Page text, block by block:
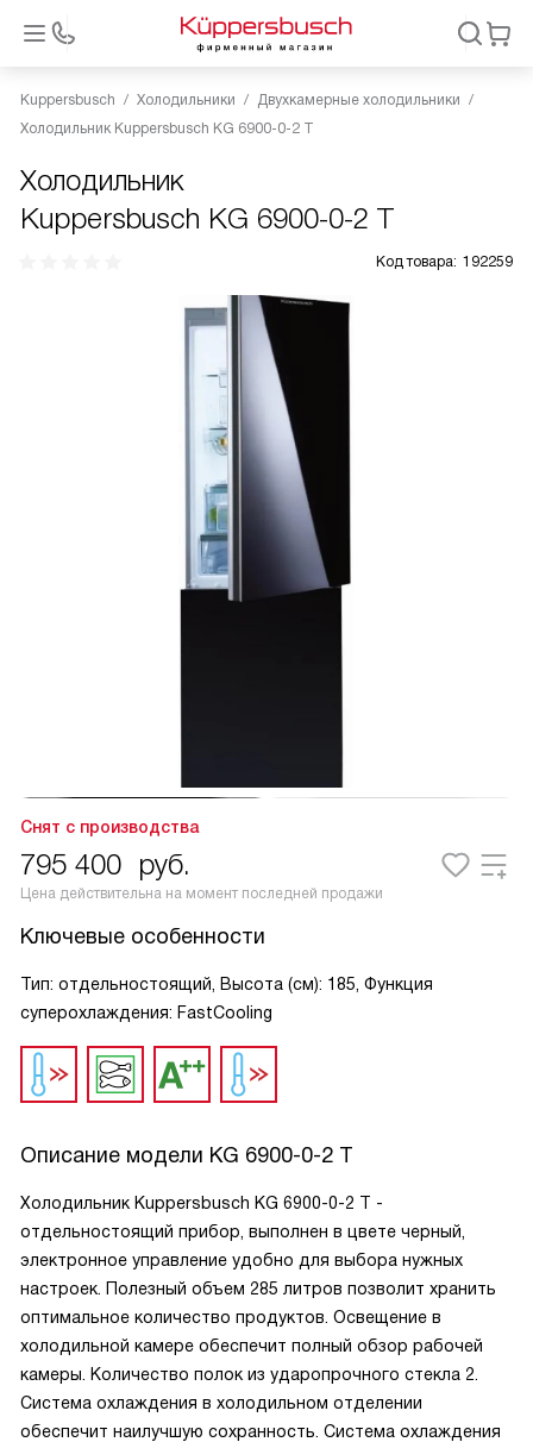
Kuppersbusch Холодильники
Двухкамерные холодильники
Холодильник Kuppersbusch KG 6900-0-2 T
Холодильник
Kuppersbusch KG 6900-0-2 T
Код товара: 192259
Снят с производства
795 400 руб.
Цена действительна на момент последней продажи
Ключевые особенности
Тип: отдельностоящий, Высота (см): 185, Функция
суперохлаждения: FastCooling
Описание модели KG 6900-0-2 T
Холодильник Kuppersbusch KG 6900-0-2 T -
отдельностоящий прибор, выполнен в цвете черный,
электронное управление удобно для выбора нужных
настроек. Полезный объем 285 литров позволит хранить
оптимальное количество продуктов. Освещение в
холодильной камере обеспечит полный обзор рабочей
камеры. Количество полок из ударопрочного стекла 2.
Система охлаждения в холодильном отделении
обеспечит наилучшую сохранность. Система охлаждения